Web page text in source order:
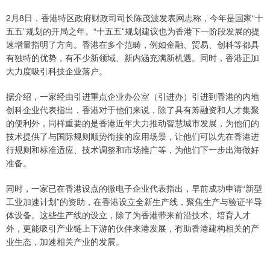
2月8日，香港特区政府财政司司长陈茂波发表网志称，今年是国家“十
五五”规划的开局之年。“十五五”规划建议也为香港下一阶段发展的提
速增量指明了方向。香港在多个范畴，例如金融、贸易、创科等都具
有独特的优势，有不少新领域、新内涵充满新机遇。同时，香港正加
大力度吸引科技企业落户。
据介绍，一家经由引进重点企业办公室（引进办）引进到香港的内地
创科企业代表指出，香港对于他们来说，除了具有筹融资和人才集聚
的便利外，同样重要的是香港近年大力推动智慧城市发展，为他们的
技术提供了与国际规则顺势衔接的应用场景，让他们可以先在香港进
行规则和标准适应、技术调整和市场推广等，为他们下一步出海做好
准备。
同时，一家已在香港设点的微电子企业代表指出，早前成功申请“新型
工业加速计划”的资助，在香港设立全新生产线，聚焦生产与验证半导
体设备。这些生产线的设立，除了为香港带来前沿技术、培育人才
外，更能吸引产业链上下游的伙伴来港发展，有助香港建构相关的产
业生态，加速相关产业的发展。